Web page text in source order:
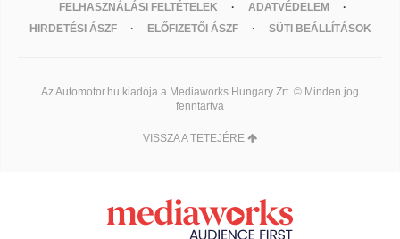
FELHASZNÁLÁSI FELTÉTELEK
ADATVÉDELEM
HIRDETÉSI ÁSZF
ELŐFIZETŐI ÁSZF SÜTI BEÁLLÍTÁSOK
Az Automotor.hu kiadója a Mediaworks Hungary Zrt. © Minden jog
fenntartva
VISSZA A TETEJÉRE